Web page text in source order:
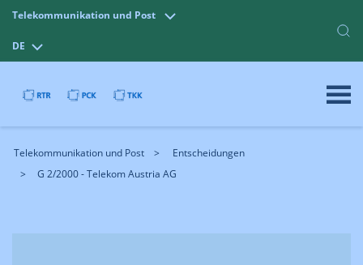
Telekommunikation und Post
DE
Telekommunikation und Post
Entscheidungen
G 2/2000 - Telekom Austria AG